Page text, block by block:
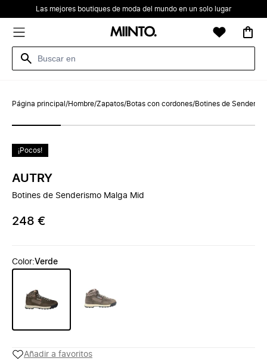
Las mejores boutiques de moda del mundo en un solo lugar
Página principal /Hombre/Zapatos/Botas con cordones/Botines de
¡Pocos!
AUTRY
Botines de Senderismo Malga Mid
248 €
Color:Verde
Añadir a favoritos